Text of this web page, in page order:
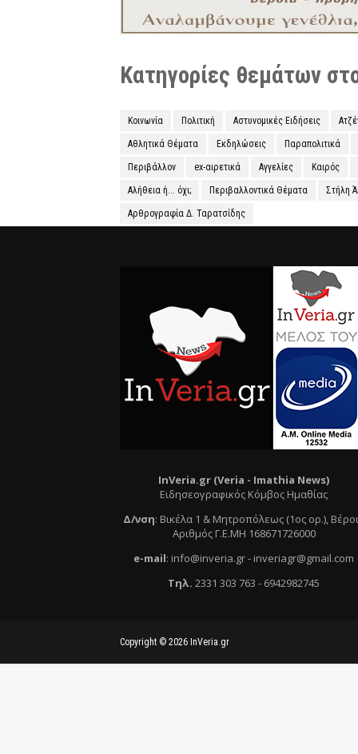
Κατηγορίες θεμάτων
Κοινωνία Πολιτική Αστυνομικές Ειδήσεις
Αθλητικά Θέματα Εκδηλώσεις Παραπολιτικά
Περιβάλλον ex-αιρετικά Αγγελίες Καιρός
Αλήθεια ή... όχι; Περιβαλλοντικά Θέματα Στήλη
Αρθρογραφία Δ. Ταρατσίδης
InVeria.gr (Veria - Ιmathia News)
Ειδησεογραφικός Κόμβος Ημαθίας
Δ/νση: Βικέλα 1 & Μητροπόλεως (1ος ορ.),
Αριθμός Γ.Ε.ΜΗ 168671726000
e-mail: info@inveria.gr- inveriagr@gmail.com
Τηλ. 2331 303 763 - 6942982745
Copyright © 2026 InVeria.gr